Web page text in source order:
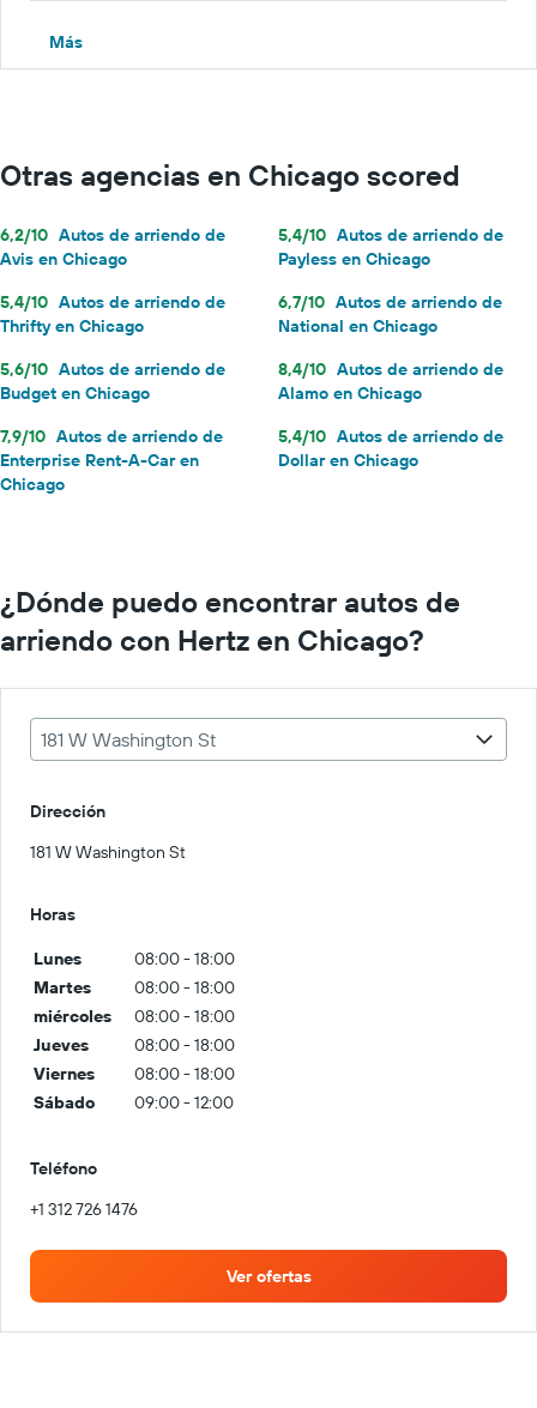
Más
Otras agencias en Chicago scored
6,2/10 Autos de arriendo de
Avis en Chicago
5,4/10 Autos de arriendo de
Payless en Chicago
5,4/10 Autos de arriendo de
Thrifty en Chicago
6,7/10 Autos de arriendo de
National en Chicago
5,6/10 Autos de arriendo de
Budget en Chicago
8,4/10 Autos de arriendo de
Alamo en Chicago
7,9/10 Autos de arriendo de
Enterprise Rent-A-Car en
Chicago
5,4/10 Autos de arriendo de
Dollar en Chicago
¿Dónde puedo encontrar autos de
arriendo con Hertz en Chicago?
181 W Washington St
Dirección
181 W Washington St
Horas
Lunes
08:00 - 18:00
Martes
08:00 - 18:00
miércoles
08:00 - 18:00
Jueves
08:00 - 18:00
Viernes
08:00 - 18:00
Sábado
09:00 - 12:00
Teléfono
+1 312 726 1476
Ver ofertas